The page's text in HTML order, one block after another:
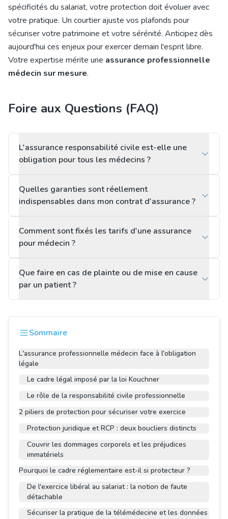
spécificités du salariat, votre protection doit évoluer avec
votre pratique. Un courtier ajuste vos plafonds pour
sécuriser votre patrimoine et votre sérénité. Anticipez dès
aujourd'hui ces enjeux pour exercer demain l'esprit libre.
Votre expertise mérite une assurance professionnelle
médecin sur mesure.
Foire aux Questions (FAQ)
L'assurance responsabilité civile est-elle une
obligation pour tous les médecins ?
Quelles garanties sont réellement
indispensables dans mon contrat d'assurance ?
Comment sont fixés les tarifs d'une assurance
pour médecin ?
Que faire en cas de plainte ou de mise en cause
par un patient ?
Sommaire
L'assurance professionnelle médecin face à l'obligation
légale
Le cadre légal imposé par la loi Kouchner
Le rôle de la responsabilité civile professionnelle
2 piliers de protection pour sécuriser votre exercice
Protection juridique et RCP : deux boucliers distincts
Couvrir les dommages corporels et les préjudices
immatériels
Pourquoi le cadre réglementaire est-il si protecteur ?
De l'exercice libéral au salariat : la notion de faute
détachable
Sécuriser la pratique de la télémédecine et les données